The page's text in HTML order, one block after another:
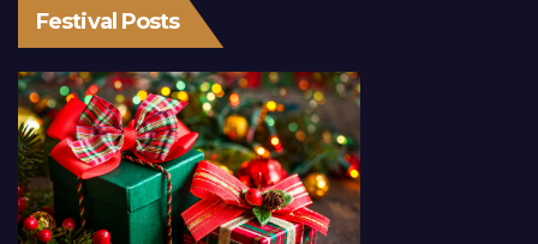
Festival Posts